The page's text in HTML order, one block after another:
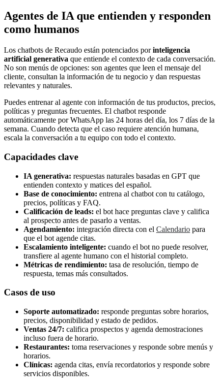
Agentes de IA que entienden y responden
como humanos
Los chatbots de Recaudo están potenciados porinteligencia
artificial generativa que entiende el contexto de cada conversación.
No son menús de opciones: son agentes que leen el mensaje del
cliente, consultan la información de tu negocio y dan respuestas
relevantes y naturales.
Puedes entrenar al agente con información de tus productos, precios,
políticas y preguntas frecuentes. El chatbot responde
automáticamente por WhatsApp las 24 horas del día, los 7 días de la
semana. Cuando detecta que el caso requiere atención humana,
escala la conversación a tu equipo con todo el contexto.
Capacidades clave
IA generativa: respuestas naturales basadas en GPT que
entienden contexto y matices del español.
Base de conocimiento: entrena al chatbot con tu catálogo,
precios, políticas y FAQ.
Calificación de leads: el bot hace preguntas clave y califica
al prospecto antes de pasarlo a ventas.
Agendamiento: integración directa con el Calendario para
que el bot agende citas.
Escalamiento inteligente: cuando el bot no puede resolver,
transfiere al agente humano con el historial completo.
Métricas de rendimiento: tasa de resolución, tiempo de
respuesta, temas más consultados.
Casos de uso
Soporte automatizado: responde preguntas sobre horarios,
precios, disponibilidad y estado de pedidos.
Ventas 24/7: califica prospectos y agenda demostraciones
incluso fuera de horario.
Restaurantes: toma reservaciones y responde sobre menús y
horarios.
Clínicas: agenda citas, envía recordatorios y responde sobre
servicios disponibles.